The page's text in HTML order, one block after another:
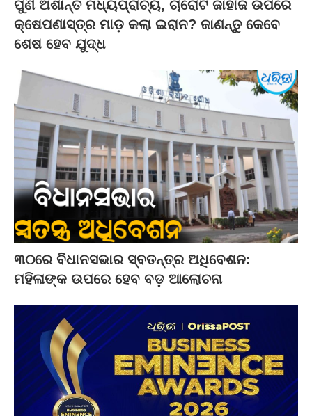
ପୁଣି ଅଶାନ୍ତ ମଧ୍ୟପ୍ରାଚ୍ୟ, ଚାରୋଟି ଜାହାଜ ଉପରେ
କ୍ଷେପଣାସ୍ତ୍ର ମାଡ଼ କଲା ଇରାନ? ଜାଣନ୍ତୁ କେବେ
ଶେଷ ହେବ ଯୁଦ୍ଧ
୩୦ରେ ବିଧାନସଭାର ସ୍ବତନ୍ତ୍ର ଅଧିବେଶନ:
ମହିଳାଙ୍କ ଉପରେ ହେବ ବଡ଼ ଆଲୋଚନା